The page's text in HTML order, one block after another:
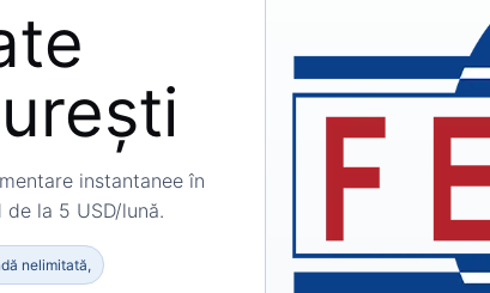
instantanee în
la 5 USD/lună.
nelimitată,